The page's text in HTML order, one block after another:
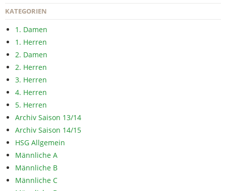
KATEGORIEN
1. Damen
1. Herren
2. Damen
2. Herren
3. Herren
4. Herren
5. Herren
Archiv Saison 13/14
Archiv Saison 14/15
HSG Allgemein
Männliche A
Männliche B
Männliche C